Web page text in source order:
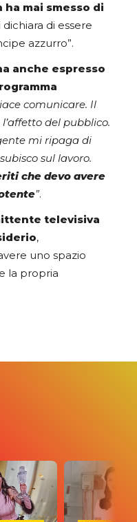
mai smesso di
dichiara di essere
azzurro”.
anche espresso
comunicare. Il
del pubblico.
mi ripaga di
sul lavoro.
che devo avere
”.
televisiva
,
uno spazio
la propria